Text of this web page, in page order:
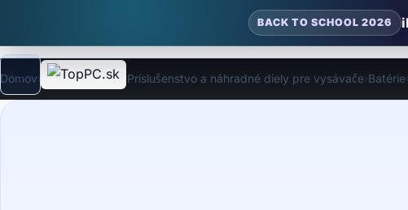
BACK TO SCHOOL 2026
Režim
Domov› Náhradné diely Príslušenstvo a náhradné diely pre vysávače›Batérie›